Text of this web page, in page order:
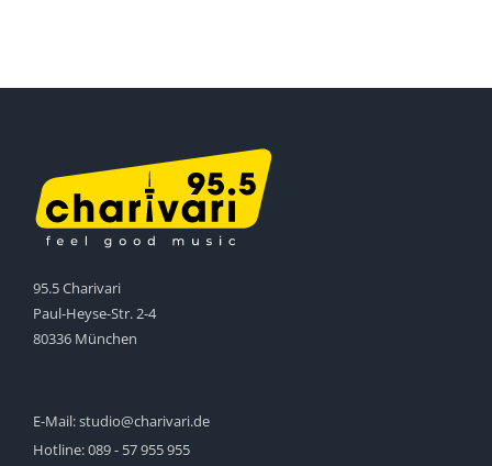
95.5 Charivari
Paul-Heyse-Str. 2-4
80336 München
E-Mail:studio@charivari.de
Hotline:089 - 57 955 955